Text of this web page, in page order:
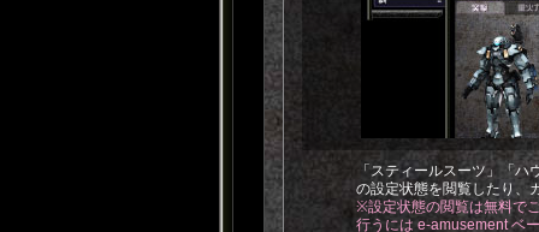
「スティールスーツ」「
の設定状態を閲覧したり、
※設定状態の閲覧は無料で
行うには e-amusement ベ